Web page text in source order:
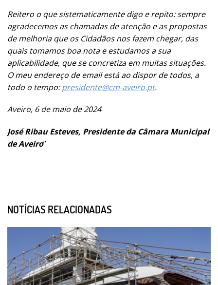
Reitero o que sistematicamente digo e repito: sempre
agradecemos as chamadas de atenção e as propostas
de melhoria que os Cidadãos nos fazem chegar, das
quais tomamos boa nota e estudamos a sua
aplicabilidade, que se concretiza em muitas situações.
O meu endereço de email está ao dispor de todos, a
todo o tempo:presidente@cm-aveiro.pt.
Aveiro, 6 de maio de 2024
José Ribau Esteves, Presidente da Câmara Municipal
de Aveiro”
NOTÍCIAS RELACIONADAS